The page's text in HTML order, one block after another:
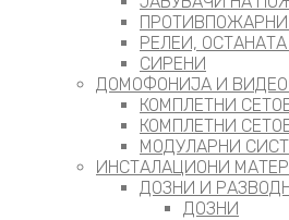
РЕЛЕИ,
СИРЕНИ
ДОМОФОНИЈА И
КОМПЛЕТНИ
КОМПЛЕТНИ
МОДУЛАРНИ
ИНСТАЛАЦИОНИ
ДОЗНИ И
ДОЗНИ